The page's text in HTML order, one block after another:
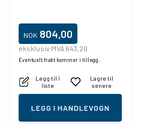
NOK 804,00
eksklusiv MVA 643,20
Eventuelt frakt kommer i tillegg.
Legg til i
liste
Lagre til
senere
LEGG I HANDLEVOGN